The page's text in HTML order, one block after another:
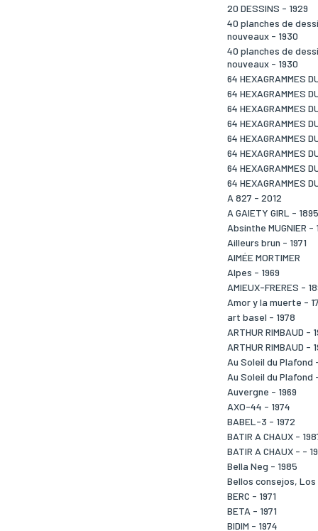
20 DESSINS - 1929
40 planches de
nouveaux - 1930
40 planches de
nouveaux - 1930
64 HEXAGRAMMES
64 HEXAGRAMMES
64 HEXAGRAMMES
64 HEXAGRAMMES
64 HEXAGRAMMES
64 HEXAGRAMMES
64 HEXAGRAMMES
64 HEXAGRAMMES
A 827 - 2012
A GAIETY GIRL - 1895
Absinthe MUGNIER -
Ailleurs brun - 1971
AIMÉE MORTIMER
Alpes - 1969
AMIEUX-FRERES -
Amor y la muerte -
art basel - 1978
ARTHUR RIMBAUD -
ARTHUR RIMBAUD -
Au Soleil du Plafond
Au Soleil du Plafond
Auvergne - 1969
AXO-44 - 1974
BABEL-3 - 1972
BATIR A CHAUX -
BATIR A CHAUX - -
Bella Neg - 1985
Bellos consejos, Los
BERC - 1971
BETA - 1971
BIDIM - 1974